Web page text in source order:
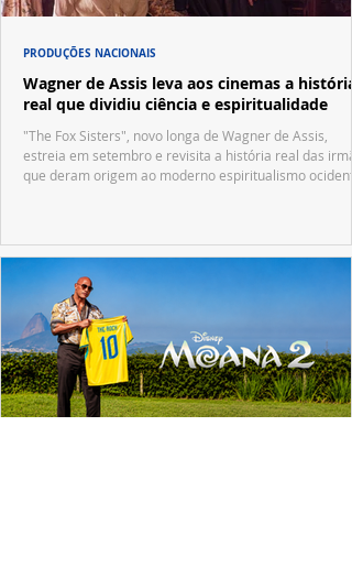
Wagner de Assis leva aos cinemas a história
real que dividiu ciência e espiritualidade
"The Fox Sisters", novo longa de Wagner de Assis,
estreia em setembro e revisita a história real das
que deram origem ao moderno espiritualismo
PRODUÇÕES NACIONAIS